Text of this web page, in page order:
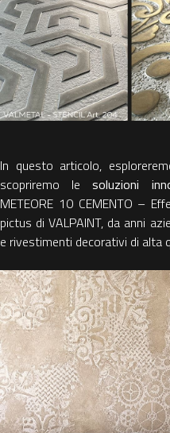
In questo articolo,
scopriremo lesoluzioni
METEORE 10 CEMENTO –
pictus di VALPAINT, da anni
e rivestimenti decorativi di alta